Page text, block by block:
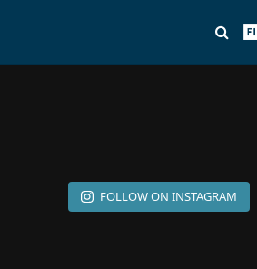
FOLLOW ON INSTAGRAM